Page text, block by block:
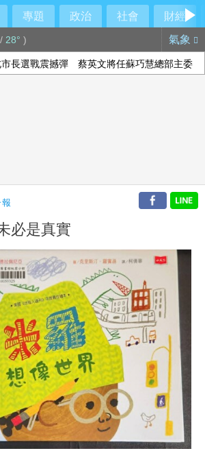
專題 政治 社會
財經
/ 28° ) 氣象
市長選戰震撼彈 蔡英文將任蘇巧慧總部主委
必是真實